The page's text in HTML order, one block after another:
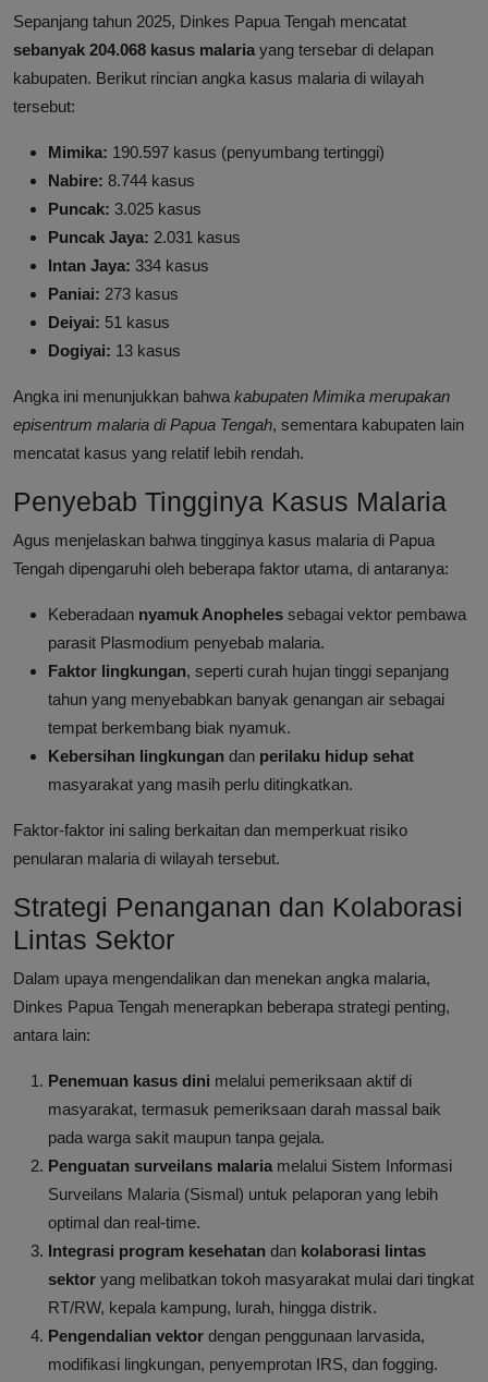
Sepanjang tahun 2025, Dinkes Papua Tengah mencatat
sebanyak 204.068 kasus malaria yang tersebar di delapan
kabupaten. Berikut rincian angka kasus malaria di wilayah
tersebut:
Mimika: 190.597 kasus (penyumbang tertinggi)
Nabire: 8.744 kasus
Puncak: 3.025 kasus
Puncak Jaya: 2.031 kasus
Intan Jaya: 334 kasus
Paniai: 273 kasus
Deiyai: 51 kasus
Dogiyai: 13 kasus
Angka ini menunjukkan bahwa kabupaten Mimika merupakan
episentrum malaria di Papua Tengah, sementara kabupaten lain
mencatat kasus yang relatif lebih rendah.
Penyebab Tingginya Kasus Malaria
Agus menjelaskan bahwa tingginya kasus malaria di Papua
Tengah dipengaruhi oleh beberapa faktor utama, di antaranya:
Keberadaan nyamuk Anopheles sebagai vektor pembawa
parasit Plasmodium penyebab malaria.
Faktor lingkungan, seperti curah hujan tinggi sepanjang
tahun yang menyebabkan banyak genangan air sebagai
tempat berkembang biak nyamuk.
Kebersihan lingkungan dan perilaku hidup sehat
masyarakat yang masih perlu ditingkatkan.
Faktor-faktor ini saling berkaitan dan memperkuat risiko
penularan malaria di wilayah tersebut.
Strategi Penanganan dan Kolaborasi
Lintas Sektor
Dalam upaya mengendalikan dan menekan angka malaria,
Dinkes Papua Tengah menerapkan beberapa strategi penting,
antara lain:
Penemuan kasus dini melalui pemeriksaan aktif di
masyarakat, termasuk pemeriksaan darah massal baik
pada warga sakit maupun tanpa gejala.
Penguatan surveilans malaria melalui Sistem Informasi
Surveilans Malaria (Sismal) untuk pelaporan yang lebih
optimal dan real-time.
Integrasi program kesehatan dan kolaborasi lintas
sektor yang melibatkan tokoh masyarakat mulai dari tingkat
RT/RW, kepala kampung, lurah, hingga distrik.
Pengendalian vektor dengan penggunaan larvasida,
modifikasi lingkungan, penyemprotan IRS, dan fogging.